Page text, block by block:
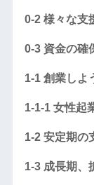
0-2 様々な支
0-3 資金の確
1-1 創業しよ
1-1-1 女性起
1-2 安定期の
1-3 成長期、